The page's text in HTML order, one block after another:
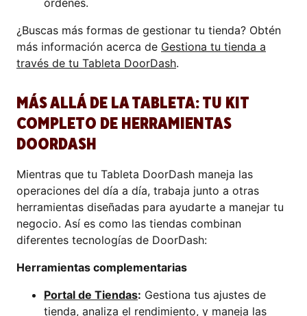
órdenes.
¿Buscas más formas de gestionar tu tienda? Obtén
más información acerca de Gestiona tu tienda a
través de tu Tableta DoorDash.
MÁS ALLÁ DE LA TABLETA: TU KIT
COMPLETO DE HERRAMIENTAS
DOORDASH
Mientras que tu Tableta DoorDash maneja las
operaciones del día a día, trabaja junto a otras
herramientas diseñadas para ayudarte a manejar tu
negocio. Así es como las tiendas combinan
diferentes tecnologías de DoorDash:
Herramientas complementarias
Portal de Tiendas: Gestiona tus ajustes de
tienda, analiza el rendimiento, y maneja las